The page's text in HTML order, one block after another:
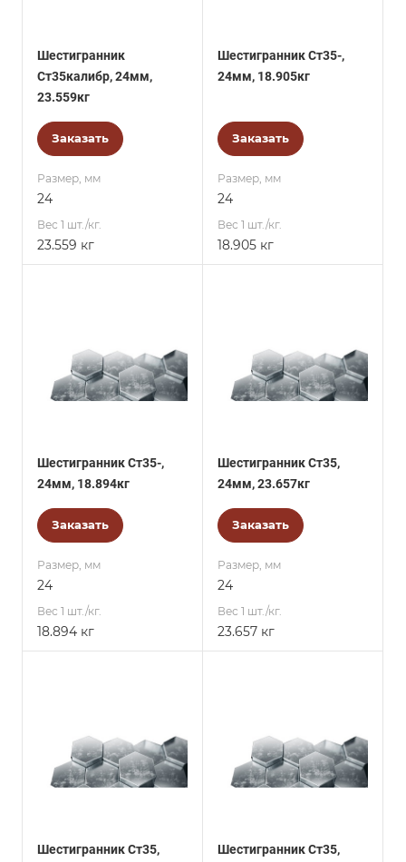
Шестигранник
Ст35калибр, 24мм,
23.559кг
Заказать
Размер, мм
24
Вес 1 шт./кг.
23.559 кг
Шестигранник Ст35-,
24мм, 18.905кг
Заказать
Размер, мм
24
Вес 1 шт./кг.
18.905 кг
Шестигранник Ст35-,
24мм, 18.894кг
Заказать
Размер, мм
24
Вес 1 шт./кг.
18.894 кг
Шестигранник Ст35,
24мм, 23.657кг
Заказать
Размер, мм
24
Вес 1 шт./кг.
23.657 кг
Шестигранник Ст35,
Шестигранник Ст35,